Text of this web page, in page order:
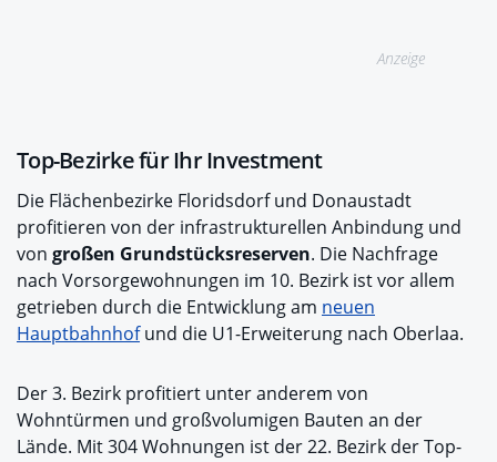
Anzeige
Top-Bezirke für Ihr Investment
Die Flächenbezirke Floridsdorf und Donaustadt
profitieren von der infrastrukturellen Anbindung und
von großen Grundstücksreserven. Die Nachfrage
nach Vorsorgewohnungen im 10. Bezirk ist vor allem
getrieben durch die Entwicklung am neuen
Hauptbahnhofund die U1-Erweiterung nach Oberlaa.
Der 3. Bezirk profitiert unter anderem von
Wohntürmen und großvolumigen Bauten an der
Lände. Mit 304 Wohnungen ist der 22. Bezirk der Top-